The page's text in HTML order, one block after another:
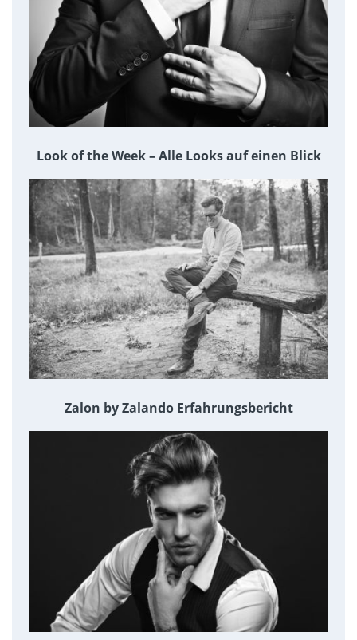
Look of the Week – Alle Looks auf einen Blick
Zalon by Zalando Erfahrungsbericht